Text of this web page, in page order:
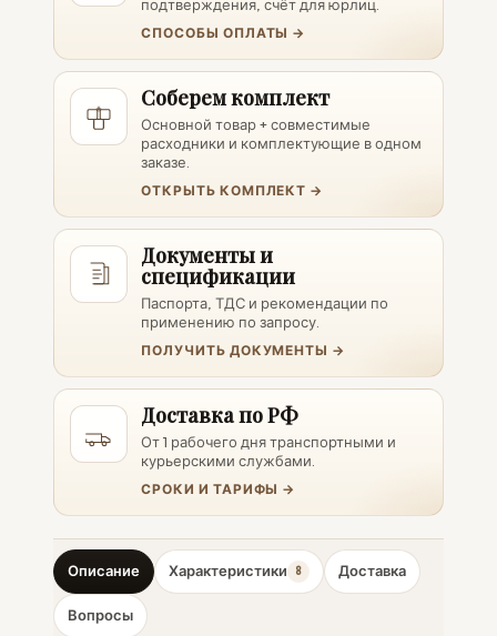
подтверждения, счёт для юрлиц.
СПОСОБЫ ОПЛАТЫ →
Соберем комплект
Основной товар + совместимые
расходники и комплектующие в одном
заказе.
ОТКРЫТЬ КОМПЛЕКТ →
Документы и
спецификации
Паспорта, ТДС и рекомендации по
применению по запросу.
ПОЛУЧИТЬ ДОКУМЕНТЫ →
Доставка по РФ
От 1 рабочего дня транспортными и
курьерскими службами.
СРОКИ И ТАРИФЫ →
Описание Характеристики 8 Доставка
Вопросы